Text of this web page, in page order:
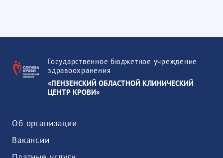
Государственное бюджетное учреждение
здравоохранения
«ПЕНЗЕНСКИЙ ОБЛАСТНОЙ КЛИНИЧЕСКИЙ
ЦЕНТР КРОВИ»
Об организации
Вакансии